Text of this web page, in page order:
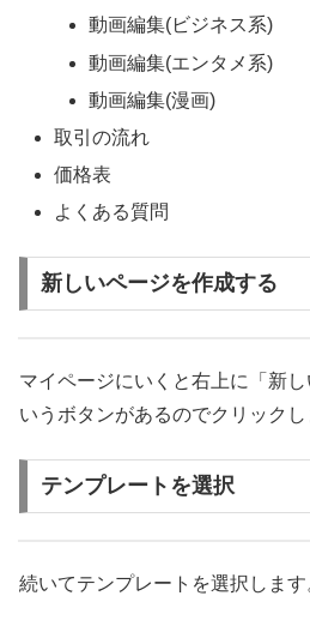
動画編集(ビジネス系)
動画編集(エンタメ系)
動画編集(漫画)
取引の流れ
価格表
よくある質問
新しいページを作成する
マイページにいくと右上に「新
いうボタンがあるのでクリックし
テンプレートを選択
続いてテンプレートを選択します